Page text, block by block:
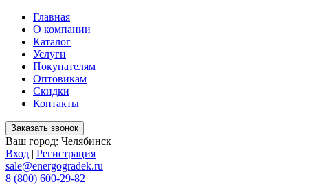
Главная
О компании
Каталог
Услуги
Покупателям
Оптовикам
Скидки
Контакты
Ваш город: Челябинск
Вход | Регистрация
sale@energogradek.ru
8 (800) 600-29-82